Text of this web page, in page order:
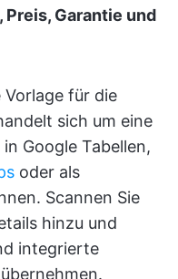
Garantie und
Vorlage für die
sich um eine
Google Tabellen,
oder als
Scannen Sie
hinzu und
integrierte